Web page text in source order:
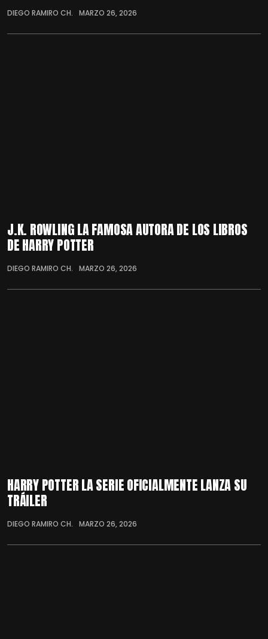
DIEGO RAMIRO CH. MARZO 26, 2026
J.K. ROWLING LA FAMOSA AUTORA DE LOS LIBROS
DE HARRY POTTER
DIEGO RAMIRO CH. MARZO 26, 2026
HARRY POTTER LA SERIE OFICIALMENTE LANZA SU
TRÁILER
DIEGO RAMIRO CH. MARZO 26, 2026